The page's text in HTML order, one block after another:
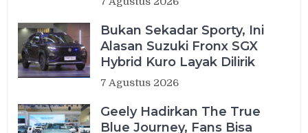
Bukan Sekadar Sporty, Ini
Alasan Suzuki Fronx SGX
Hybrid Kuro Layak Dilirik
7 Agustus 2026
Geely Hadirkan The True
Blue Journey, Fans Bisa